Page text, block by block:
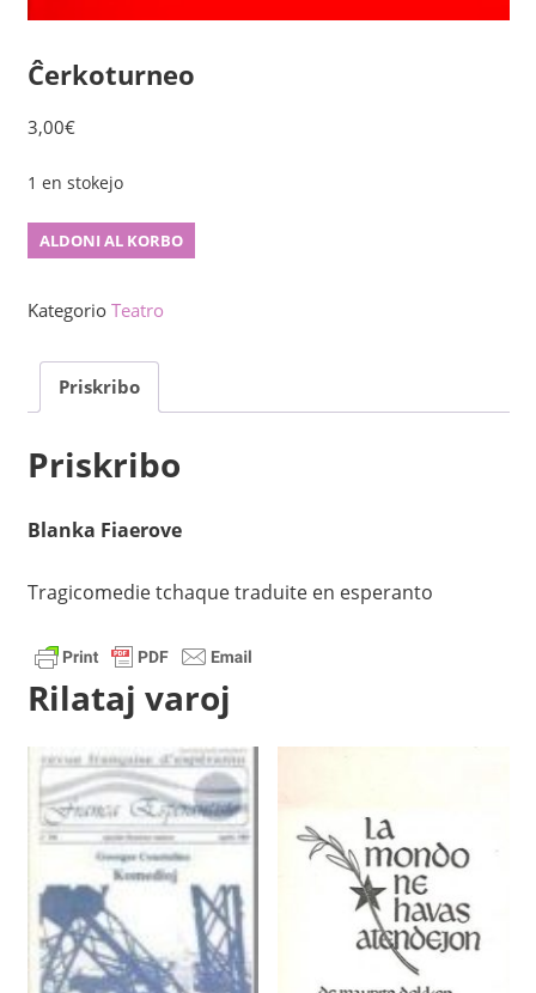
Ĉerkoturneo
3,00€
1 en stokejo
Ĉerkoturneo
ALDONI AL KORBO
Kategorio Teatro
Priskribo
Priskribo
Blanka Fiaerove
Tragicomedie tchaque traduite en esperanto
Rilataj varoj